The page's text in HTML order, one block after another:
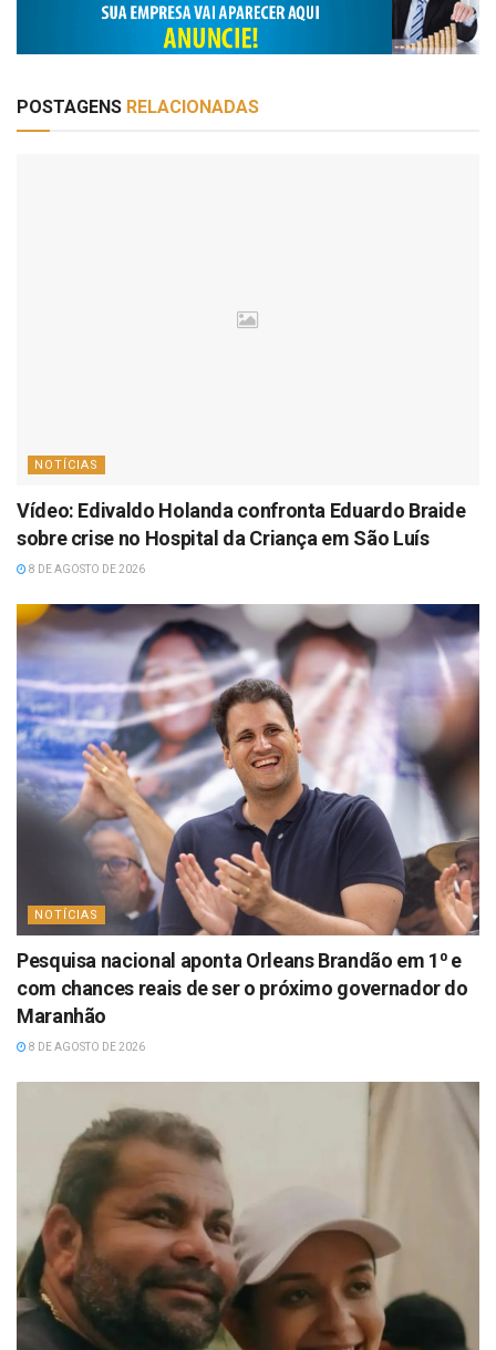
POSTAGENS RELACIONADAS
NOTÍCIAS
Vídeo: Edivaldo Holanda confronta Eduardo Braide
sobre crise no Hospital da Criança em São Luís
8 DE AGOSTO DE 2026
NOTÍCIAS
Pesquisa nacional aponta Orleans Brandão em 1⁰ e
com chances reais de ser o próximo governador do
Maranhão
8 DE AGOSTO DE 2026